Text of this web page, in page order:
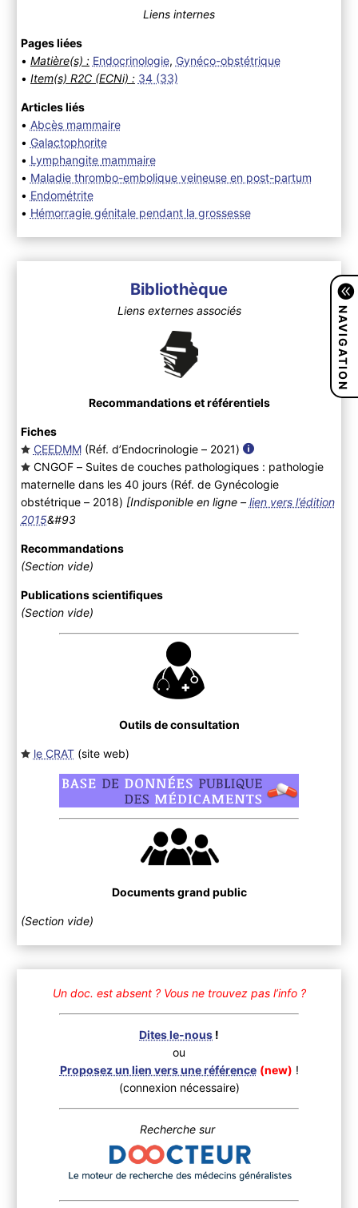
Liens internes
Pages liées
• Matière(s) : Endocrinologie, Gynéco-obstétrique
• Item(s) R2C (ECNi) : 34 (33)
Articles liés
• Abcès mammaire
• Galactophorite
• Lymphangite mammaire
• Maladie thrombo-embolique veineuse en post-partum
• Endométrite
• Hémorragie génitale pendant la grossesse
Bibliothèque
Liens externes associés
Recommandations et référentiels
Fiches
CEEDMM(Réf. d’Endocrinologie – 2021)
CNGOF – Suites de couches pathologiques : pathologie
maternelle dans les 40 jours (Réf. de Gynécologie
obstétrique – 2018) [Indisponible en ligne – lien vers l’édition
2015&#93
Recommandations
(Section vide)
Publications scientifiques
(Section vide)
Outils de consultation
le CRAT(site web)
Documents grand public
(Section vide)
Un doc. est absent ? Vous ne trouvez pas l’info ?
Dites le-nous !
ou
Proposez un lien vers une référence (new) !
(connexion nécessaire)
Recherche sur
NAVIGATION